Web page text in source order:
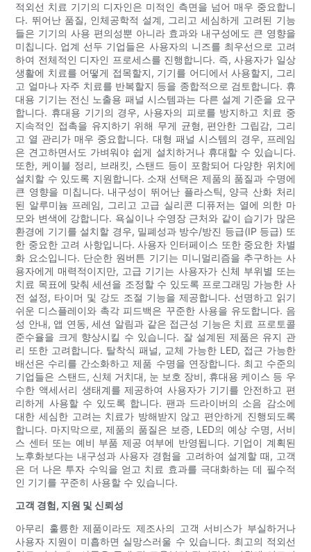
적외선 치료 기기의 디자인은 미적인 측면을 넘어 매우 중요합니
다. 뛰어난 품질, 인체공학적 설계, 그리고 세심하게 고려된 기능
들은 기기의 사용 편의성뿐 아니라 효과와 내구성에도 큰 영향을
미칩니다. 업계 선두 기업들은 사용자의 니즈를 최우선으로 고려
하여 전체적인 디자인 프로세스를 진행합니다. 즉, 사용자가 일상
생활에 치료를 어떻게 접목할지, 기기를 어디에서 사용할지, 그리
고 얼마나 자주 치료를 반복할지 등을 종합적으로 검토합니다. 휴
대용 기기는 전신 노출용 패널 시스템과는 다른 설계 기준을 요구
합니다. 휴대용 기기의 경우, 사용자의 피로를 방지하고 치료 중
지속적인 접촉을 유지하기 위해 무게 균형, 편안한 그립감, 그리
고 열 관리가 매우 중요합니다. 대형 패널 시스템의 경우, 프레임
은 견고하면서도 가벼워야 쉽게 설치하거나 휴대할 수 있습니다.
또한, 케이블 정리, 브래킷, 스탠드 등이 포함되어 다양한 위치에
설치할 수 있도록 지원합니다. 소재 선택은 제품의 품질과 수명에
큰 영향을 미칩니다. 내구성이 뛰어난 플라스틱, 양극 산화 처리
된 알루미늄 프레임, 그리고 고급 실리콘 디퓨저는 열에 의한 마
모와 변색에 강합니다. 욕실이나 수영장 근처와 같이 습기가 많은
환경에 기기를 설치할 경우, 밀폐성과 방수/방진 등급(IP 등급) 또
한 중요한 고려 사항입니다. 사용자 인터페이스 또한 중요한 차별
화 요소입니다. 단순한 원버튼 기기는 미니멀리즘을 추구하는 사
용자에게 매력적이지만, 고급 기기는 사용자가 신체 부위별 또는
치료 목표에 맞춰 세션을 조정할 수 있도록 프로그래밍 가능한 사
전 설정, 타이머 및 강도 조절 기능을 제공합니다. 선명하고 읽기
쉬운 디스플레이와 촉각 피드백은 꾸준한 사용을 유도합니다. 음
성 안내, 앱 연동, 세션 알림과 같은 접근성 기능은 치료 프로토콜
준수율을 크게 향상시킬 수 있습니다. 잘 설계된 제품은 유지 관
리 또한 고려합니다. 탈착식 패널, 교체 가능한 LED, 접근 가능한
배선은 수리를 간소화하고 제품 수명을 연장합니다. 최고 수준의
기업들은 스탠드, 신체 거치대, 눈 보호 장비, 휴대용 케이스 등 우
수한 액세서리 생태계를 제공하여 사용자가 기기를 안전하고 편
리하게 사용할 수 있도록 합니다. 팬과 드라이버의 소음 감소에
대한 세심한 고려는 치료가 방해받지 않고 편안하게 진행되도록
합니다. 마지막으로, 제품의 품질은 보증, LED의 예상 수명, 서비
스 센터 또는 예비 부품 제공 여부에 반영됩니다. 기업이 계획된
노후화보다는 내구성과 사용자 경험을 고려하여 설계할 때, 고객
은 더 나은 투자 수익을 얻고 치료 효과를 극대화하는 데 필수적
인 기기를 꾸준히 사용할 수 있습니다.
고객 경험, 지원 및 신뢰성
아무리 훌륭한 제품이라도 제조사의 고객 서비스가 부실하거나
사용자 지원이 미흡하면 실망스러울 수 있습니다. 최고의 적외선